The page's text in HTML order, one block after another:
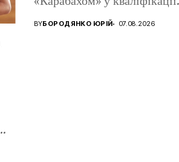
Ліги конференцій. Матвій
BYБОРОДЯНКО ЮРІЙ 07.08.2026